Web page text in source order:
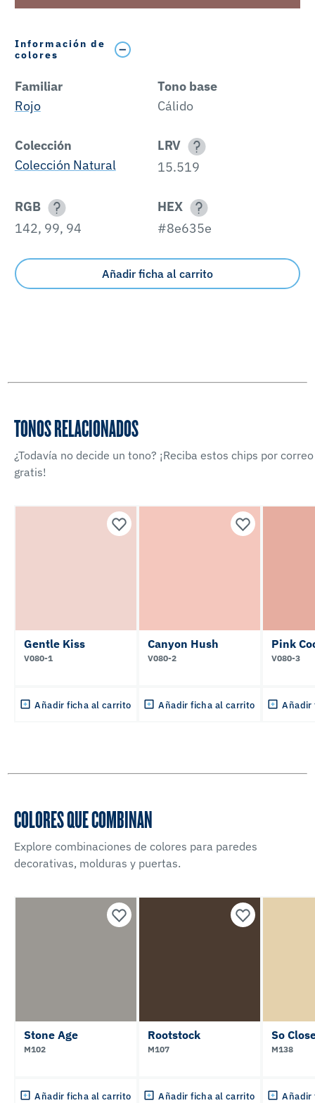
Información de
colores
Familiar
Rojo
Tono base
Cálido
Colección
Colección Natural
LRV
15.519
RGB
142, 99, 94
HEX
#8e635e
Añadir ficha al carrito
TONOS RELACIONADOS
¿Todavía no decide un tono? ¡Reciba estos chips por correo
gratis!
Gentle Kiss
V080-1
Añadir ficha al carrito
Canyon Hush
V080-2
Añadir ficha al carrito
Pink
V080-3
Añadir
COLORES QUE COMBINAN
Explore combinaciones de colores para paredes
decorativas, molduras y puertas.
Stone Age
M102
Añadir ficha al carrito
Rootstock
M107
Añadir ficha al carrito
So
M138
Añadir